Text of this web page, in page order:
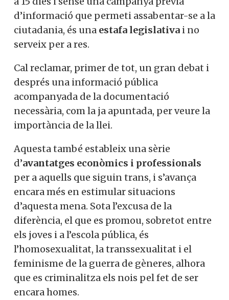
d’informació que permeti assabentar-se a la
ciutadania, és una estafa legislativa i no
serveix per a res.
Cal reclamar, primer de tot, un gran debat i
després una informació pública
acompanyada de la documentació
necessària, com la ja apuntada, per veure la
importància de la llei.
Aquesta també estableix una sèrie
d’avantatges econòmics i professionals
per a aquells que siguin trans, i s’avança
encara més en estimular situacions
d’aquesta mena. Sota l’excusa de la
diferència, el que es promou, sobretot entre
els joves i a l’escola pública, és
l’homosexualitat, la transsexualitat i el
feminisme de la guerra de gèneres, alhora
que es criminalitza els nois pel fet de ser
encara homes.